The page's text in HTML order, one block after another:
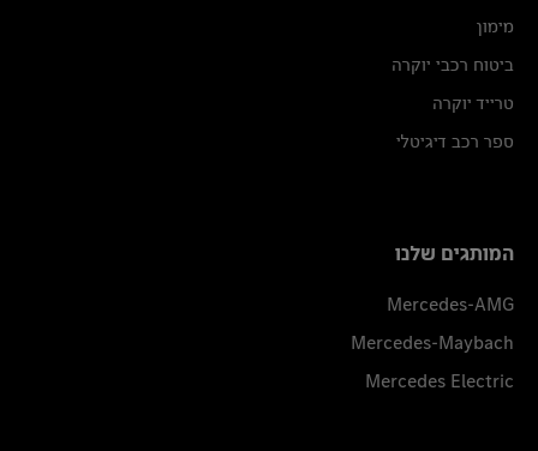
מימון
ביטוח רכבי יוקרה
טרייד יוקרה
ספר רכב דיגיטלי
המותגים שלנו
Mercedes-AMG
Mercedes-Maybach
Mercedes Electric